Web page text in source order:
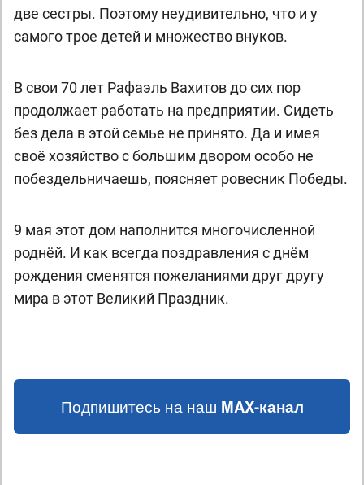
две сестры. Поэтому неудивительно, что и у
самого трое детей и множество внуков.
В свои 70 лет Рафаэль Вахитов до сих пор
продолжает работать на предприятии. Сидеть
без дела в этой семье не принято. Да и имея
своё хозяйство с большим двором особо не
побездельничаешь, поясняет ровесник Победы.
9 мая этот дом наполнится многочисленной
роднёй. И как всегда поздравления с днём
рождения сменятся пожеланиями друг другу
мира в этот Великий Праздник.
Подпишитесь на наш MAX-канал